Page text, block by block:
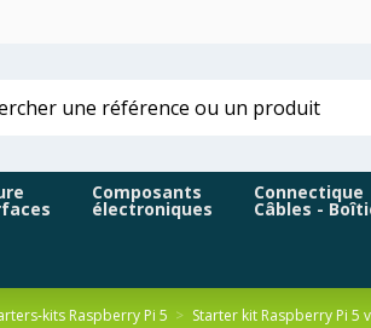
Composants
électroniques
Connectique
Câbles -
kits Raspberry Pi 5 Starter kit Raspberry Pi 5